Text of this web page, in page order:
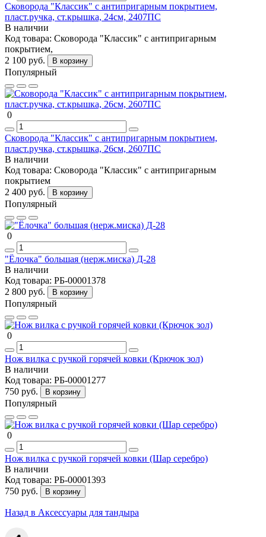
Сковорода "Классик" с антипригарным покрытием,
пласт.ручка, ст.крышка, 24см, 2407ПС
В наличии
Код товара: Сковорода "Классик" с антипригарным
покрытием,
2 100 руб.
В корзину
Популярный
0
Сковорода "Классик" с антипригарным покрытием,
пласт.ручка, ст.крышка, 26см, 2607ПС
В наличии
Код товара: Сковорода "Классик" с антипригарным
покрытием
2 400 руб.
В корзину
Популярный
0
"Ёлочка" большая (нерж.миска) Д-28
В наличии
Код товара: РБ-00001378
2 800 руб.
В корзину
Популярный
0
Нож вилка с ручкой горячей ковки (Крючок зол)
В наличии
Код товара: РБ-00001277
750 руб.
В корзину
Популярный
0
Нож вилка с ручкой горячей ковки (Шар серебро)
В наличии
Код товара: РБ-00001393
750 руб.
В корзину
Назад в Аксессуары для тандыра